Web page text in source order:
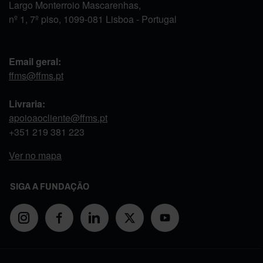
Largo Monterroio Mascarenhas,
nº 1, 7º piso, 1099-081 Lisboa - Portugal
Email geral:
ffms@ffms.pt
Livraria:
apoioaocliente@ffms.pt
+351 219 381 223
Ver no mapa
SIGA A FUNDAÇÃO